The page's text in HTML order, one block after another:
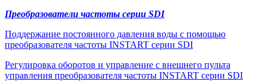
Преобразователи частоты серии SDI
Поддержание постоянного давления воды с помощью
преобразователя частоты INSTART серии SDI
Регулировка оборотов и управление с внешнего пульта
управления преобразователя частоты INSTART серии SDI